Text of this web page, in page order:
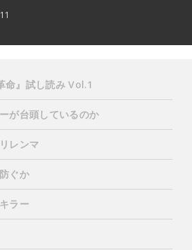
命』試し読み Vol.1
が台頭しているのか
レンマ
ぐか
ラー